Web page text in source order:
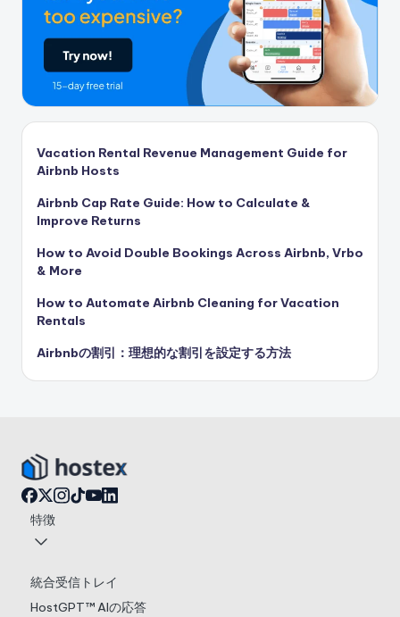
Vacation Rental Revenue Management Guide for
Airbnb Hosts
Airbnb Cap Rate Guide: How to Calculate &
Improve Returns
How to Avoid Double Bookings Across Airbnb, Vrbo
& More
How to Automate Airbnb Cleaning for Vacation
Rentals
Airbnbの割引：理想的な割引を設定する方法
特徴
統合受信トレイ
HostGPT™ AIの応答